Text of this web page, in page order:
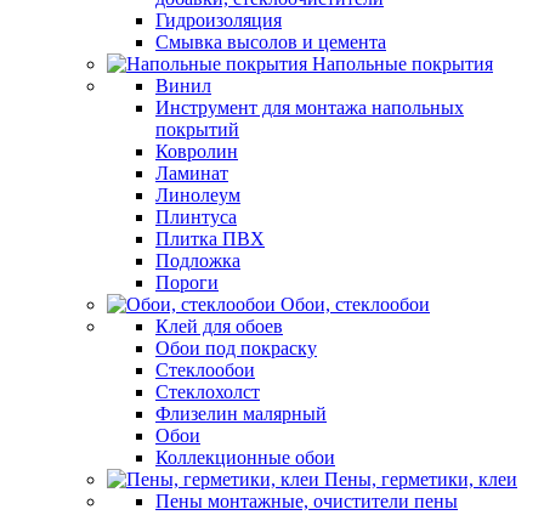
Гидроизоляция
Смывка высолов и цемента
Напольные покрытия
Винил
Инструмент для монтажа напольных
покрытий
Ковролин
Ламинат
Линолеум
Плинтуса
Плитка ПВХ
Подложка
Пороги
Обои, стеклообои
Клей для обоев
Обои под покраску
Стеклообои
Стеклохолст
Флизелин малярный
Обои
Коллекционные обои
Пены, герметики, клеи
Пены монтажные, очистители пены